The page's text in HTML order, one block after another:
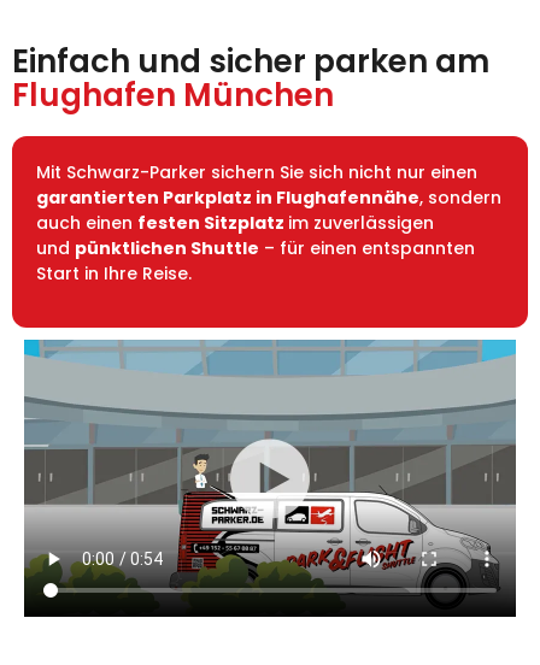
Einfach und sicher parken am
Flughafen München
Mit Schwarz-Parker sichern Sie sich nicht nur einen
garantierten Parkplatz in Flughafennähe, sondern
auch einen festen Sitzplatz im zuverlässigen
und pünktlichen Shuttle – für einen entspannten
Start in Ihre Reise.